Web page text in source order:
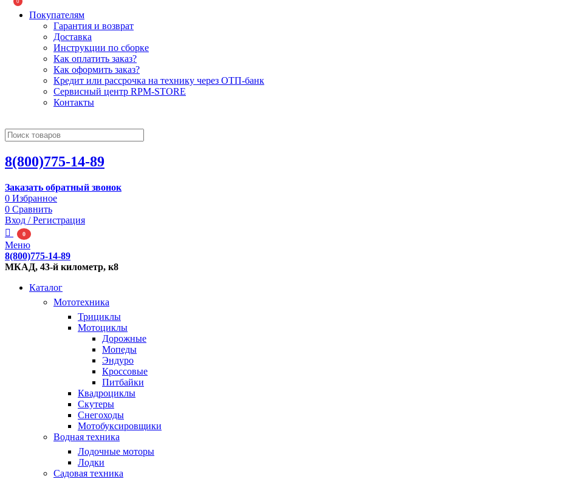
Покупателям
Гарантия и возврат
Доставка
Инструкции по сборке
Как оплатить заказ?
Как оформить заказ?
Кредит или рассрочка на технику через ОТП-банк
Сервисный центр RPM-STORE
Контакты
8(800)775-14-89
Заказать обратный звонок
0 Избранное
0 Сравнить
Вход / Регистрация
0
Меню
8(800)775-14-89
МКАД, 43-й километр, к8
Каталог
Мототехника
Трициклы
Мотоциклы
Дорожные
Мопеды
Эндуро
Кроссовые
Питбайки
Квадроциклы
Скутеры
Снегоходы
Мотобуксировщики
Водная техника
Лодочные моторы
Лодки
Садовая техника
0